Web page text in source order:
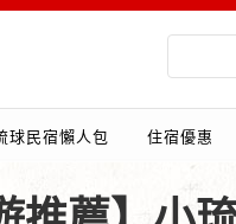
球民宿懶人包 住宿優惠